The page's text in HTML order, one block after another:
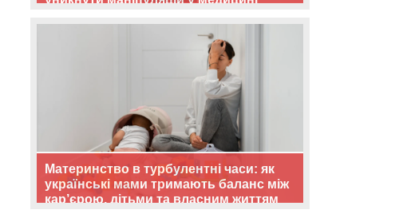
Материнство в турбулентні часи: як
українські мами тримають баланс між
кар’єрою, дітьми та власним життям